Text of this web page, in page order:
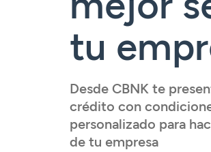
Servicios
Acceder
Seguros
Servicios
Expatriados
Acceder
Servicios
Acceder
tu
Desde CBNK te
crédito con
personalizado para
de tu empresa